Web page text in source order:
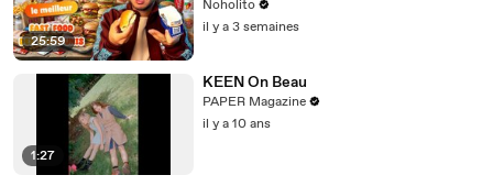
25:59
Noholito
il y a 3 semaines
1:27
KEEN On Beau
PAPER Magazine
il y a 10 ans